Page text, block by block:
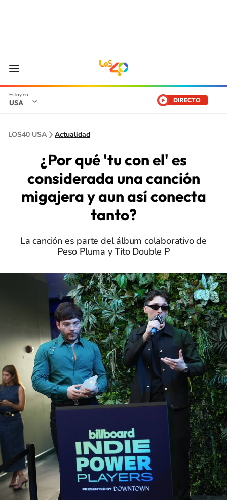
USA DIRECTO
LOS40 USA Actualidad
¿Por qué 'tu con el' es
considerada una canción
migajera y aun así conecta
tanto?
La canción es parte del álbum colaborativo de
Peso Pluma y Tito Double P